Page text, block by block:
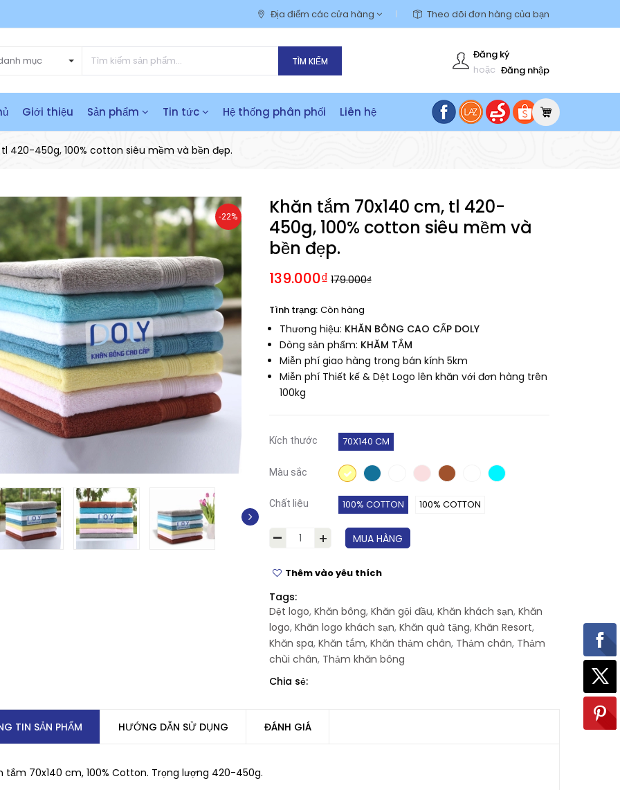
Địa điểm các cửa hàng Theo dõi đơn hàng của bạn
mục TÌM KIẾM
Đăng ký
hoặc Đăng nhập
Giới thiệu Sản phẩm Tin tức Hệ thống phân phối Liên hệ
420-450g, 100% cotton siêu mềm và bền đẹp.
Nành 65x130 cm,
SOYBEAN
Liên hệ
Nành 65x130 cm,
Khăn Gội Trắng
-22%
Khăn tắm 70x140 cm, tl 420-
450g, 100% cotton siêu mềm và
bền đẹp.
139.000₫ 179.000₫
Tình trạng: Còn hàng
Thương hiệu: KHĂN BÔNG CAO CẤP DOLY
Dòng sản phẩm: KHĂM TẮM
Miễn phí giao hàng trong bán kính 5km
Miễn phí Thiết kế & Dệt Logo lên khăn với đơn hàng trên
100kg
Kích thước 70X140 CM
Màu sắc
Chất liệu 100% COTTON 100% COTTON
- + MUA HÀNG
Thêm vào yêu thích
Tags:
Dệt logo, Khăn bông, Khăn gội đầu, Khăn khách sạn, Khăn
logo, Khăn logo khách sạn, Khăn quà tặng, Khăn Resort,
Khăn spa, Khăn tắm, Khăn thảm chân, Thảm chân, Thảm
chùi chân, Thảm khăn bông
Chia sẻ:
TIN SẢN PHẨM HƯỚNG DẪN SỬ DỤNG ĐÁNH GIÁ
tắm 70x140 cm, 100% Cotton. Trọng lượng 420-450g.